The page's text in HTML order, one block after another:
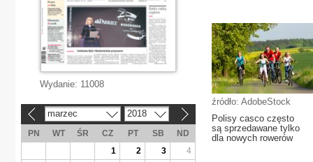
źródło: AdobeStock
Polisy casco często
są sprzedawane tylko
dla nowych rowerów
Wydanie: 11008
marzec 2018
PN WT ŚR CZ PT SB
ND
1
2 3
4